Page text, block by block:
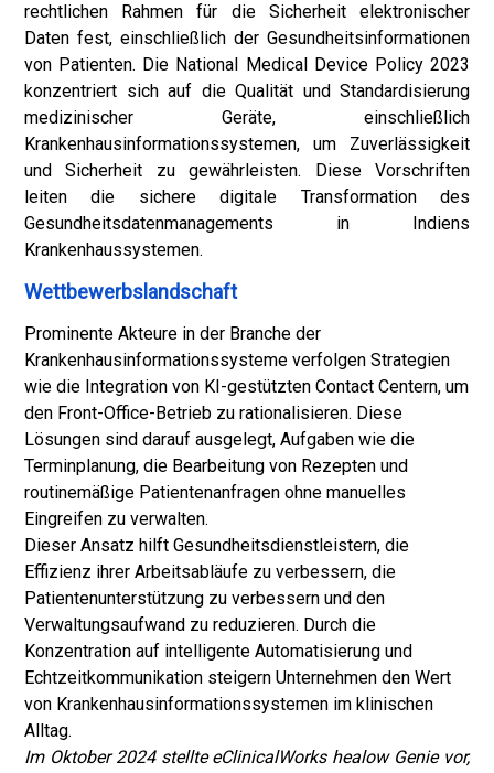
rechtlichen Rahmen für die Sicherheit elektronischer
Daten fest, einschließlich der Gesundheitsinformationen
von Patienten. Die National Medical Device Policy 2023
konzentriert sich auf die Qualität und Standardisierung
medizinischer Geräte, einschließlich
Krankenhausinformationssystemen, um Zuverlässigkeit
und Sicherheit zu gewährleisten. Diese Vorschriften
leiten die sichere digitale Transformation des
Gesundheitsdatenmanagements in Indiens
Krankenhaussystemen.
Wettbewerbslandschaft
Prominente Akteure in der Branche der
Krankenhausinformationssysteme verfolgen Strategien
wie die Integration von KI-gestützten Contact Centern, um
den Front-Office-Betrieb zu rationalisieren. Diese
Lösungen sind darauf ausgelegt, Aufgaben wie die
Terminplanung, die Bearbeitung von Rezepten und
routinemäßige Patientenanfragen ohne manuelles
Eingreifen zu verwalten.
Dieser Ansatz hilft Gesundheitsdienstleistern, die
Effizienz ihrer Arbeitsabläufe zu verbessern, die
Patientenunterstützung zu verbessern und den
Verwaltungsaufwand zu reduzieren. Durch die
Konzentration auf intelligente Automatisierung und
Echtzeitkommunikation steigern Unternehmen den Wert
von Krankenhausinformationssystemen im klinischen
Alltag.
Im Oktober 2024 stellte eClinicalWorks healow Genie vor,